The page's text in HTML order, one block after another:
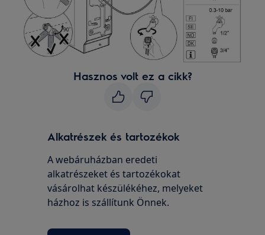
Hasznos volt ez a cikk?
Alkatrészek és tartozékok
A webáruházban eredeti
alkatrészeket és tartozékokat
vásárolhat készülékéhez, melyeket
házhoz is szállítunk Önnek.